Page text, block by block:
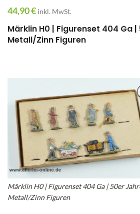
44,90€ inkl. MwSt.
Märklin H0 | Figurenset 404 Ga
Metall/Zinn Figuren
Märklin H0 | Figurenset 404 Ga | 50er
Metall/Zinn Figurenim Allerlei Online Shop